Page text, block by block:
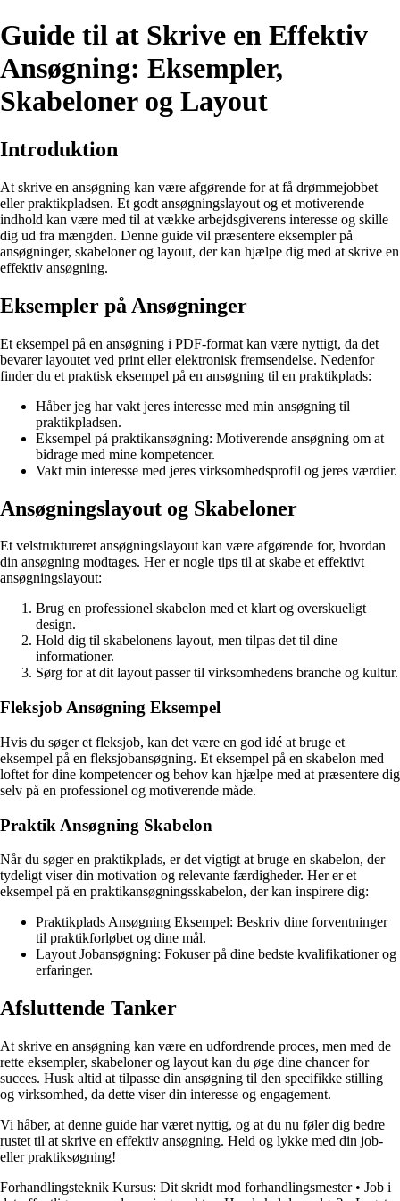
Guide til at Skrive en Effektiv
Ansøgning: Eksempler,
Skabeloner og Layout
Introduktion
At skrive en ansøgning kan være afgørende for at få drømmejobbet
eller praktikpladsen. Et godt ansøgningslayout og et motiverende
indhold kan være med til at vække arbejdsgiverens interesse og skille
dig ud fra mængden. Denne guide vil præsentere eksempler på
ansøgninger, skabeloner og layout, der kan hjælpe dig med at skrive en
effektiv ansøgning.
Eksempler på Ansøgninger
Et eksempel på en ansøgning i PDF-format kan være nyttigt, da det
bevarer layoutet ved print eller elektronisk fremsendelse. Nedenfor
finder du et praktisk eksempel på en ansøgning til en praktikplads:
Håber jeg har vakt jeres interesse med min ansøgning til
praktikpladsen.
Eksempel på praktikansøgning: Motiverende ansøgning om at
bidrage med mine kompetencer.
Vakt min interesse med jeres virksomhedsprofil og jeres værdier.
Ansøgningslayout og Skabeloner
Et velstruktureret ansøgningslayout kan være afgørende for, hvordan
din ansøgning modtages. Her er nogle tips til at skabe et effektivt
ansøgningslayout:
Brug en professionel skabelon med et klart og overskueligt
design.
Hold dig til skabelonens layout, men tilpas det til dine
informationer.
Sørg for at dit layout passer til virksomhedens branche og kultur.
Fleksjob Ansøgning Eksempel
Hvis du søger et fleksjob, kan det være en god idé at bruge et
eksempel på en fleksjobansøgning. Et eksempel på en skabelon med
loftet for dine kompetencer og behov kan hjælpe med at præsentere dig
selv på en professionel og motiverende måde.
Praktik Ansøgning Skabelon
Når du søger en praktikplads, er det vigtigt at bruge en skabelon, der
tydeligt viser din motivation og relevante færdigheder. Her er et
eksempel på en praktikansøgningsskabelon, der kan inspirere dig:
Praktikplads Ansøgning Eksempel: Beskriv dine forventninger
til praktikforløbet og dine mål.
Layout Jobansøgning: Fokuser på dine bedste kvalifikationer og
erfaringer.
Afsluttende Tanker
At skrive en ansøgning kan være en udfordrende proces, men med de
rette eksempler, skabeloner og layout kan du øge dine chancer for
succes. Husk altid at tilpasse din ansøgning til den specifikke stilling
og virksomhed, da dette viser din interesse og engagement.
Vi håber, at denne guide har været nyttig, og at du nu føler dig bedre
rustet til at skrive en effektiv ansøgning. Held og lykke med din job-
eller praktiksøgning!
Forhandlingsteknik Kursus: Dit skridt mod forhandlingsmester• Job i